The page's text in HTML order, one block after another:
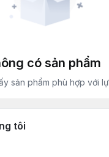
có sản phẩm
sản phẩm phù hợp với
tôi